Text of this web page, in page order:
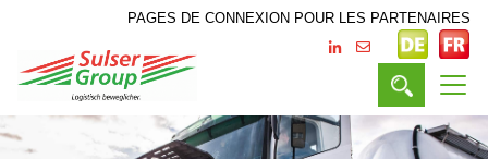
PAGES DE CONNEXION POUR LES PARTENAIRES